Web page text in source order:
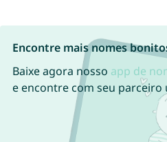
Encontre mais nomes
Baixe agora nosso app de
e encontre com seu parceiro